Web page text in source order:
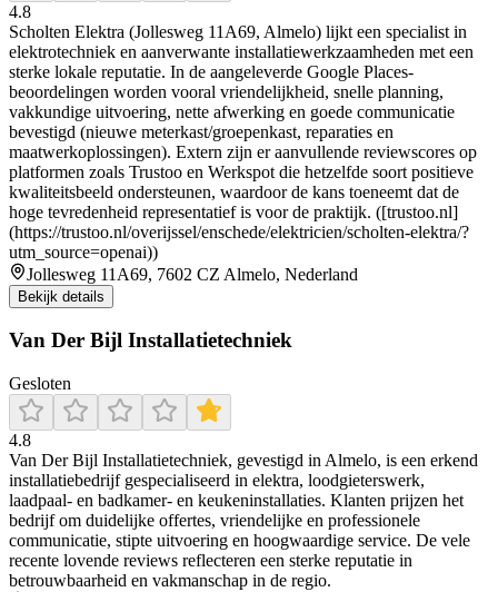
4.8
Scholten Elektra (Jollesweg 11A69, Almelo) lijkt een specialist in
elektrotechniek en aanverwante installatiewerkzaamheden met een
sterke lokale reputatie. In de aangeleverde Google Places-
beoordelingen worden vooral vriendelijkheid, snelle planning,
vakkundige uitvoering, nette afwerking en goede communicatie
bevestigd (nieuwe meterkast/groepenkast, reparaties en
maatwerkoplossingen). Extern zijn er aanvullende reviewscores op
platformen zoals Trustoo en Werkspot die hetzelfde soort positieve
kwaliteitsbeeld ondersteunen, waardoor de kans toeneemt dat de
hoge tevredenheid representatief is voor de praktijk. ([trustoo.nl]
(https://trustoo.nl/overijssel/enschede/elektricien/scholten-elektra/?
utm_source=openai))
Jollesweg 11A69, 7602 CZ Almelo, Nederland
Bekijk details
Van Der Bijl Installatietechniek
Gesloten
4.8
Van Der Bijl Installatietechniek, gevestigd in Almelo, is een erkend
installatiebedrijf gespecialiseerd in elektra, loodgieterswerk,
laadpaal- en badkamer- en keukeninstallaties. Klanten prijzen het
bedrijf om duidelijke offertes, vriendelijke en professionele
communicatie, stipte uitvoering en hoogwaardige service. De vele
recente lovende reviews reflecteren een sterke reputatie in
betrouwbaarheid en vakmanschap in de regio.